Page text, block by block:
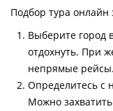
Подбор тура
Выберите город
отдохнуть. При
непрямые рейсы.
Определитесь с
Можно